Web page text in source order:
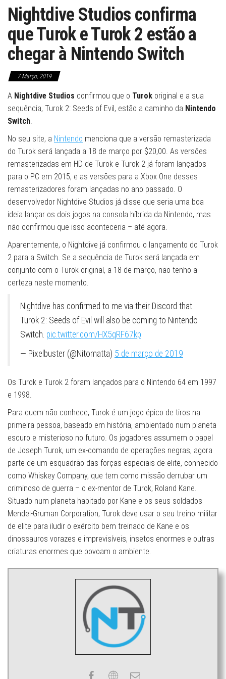
Nightdive Studios confirma
que Turok e Turok 2 estão a
chegar à Nintendo Switch
7 Março, 2019
A Nightdive Studios confirmou que o Turok original e a sua
sequência, Turok 2: Seeds of Evil, estão a caminho da Nintendo
Switch.
No seu site, a Nintendo menciona que a versão remasterizada
do Turok será lançada a 18 de março por $20,00. As versões
remasterizadas em HD de Turok e Turok 2 já foram lançados
para o PC em 2015, e as versões para a Xbox One desses
remasterizadores foram lançadas no ano passado. O
desenvolvedor Nightdive Studios já disse que seria uma boa
ideia lançar os dois jogos na consola híbrida da Nintendo, mas
não confirmou que isso aconteceria – até agora.
Aparentemente, o Nightdive já confirmou o lançamento do Turok
2 para a Switch. Se a sequência de Turok será lançada em
conjunto com o Turok original, a 18 de março, não tenho a
certeza neste momento.
Nightdive has confirmed to me via their Discord that
Turok 2: Seeds of Evil will also be coming to Nintendo
Switch. pic.twitter.com/HX5qRF67kp
— Pixelbuster (@Nitomatta) 5 de março de 2019
Os Turok e Turok 2 foram lançados para o Nintendo 64 em 1997
e 1998.
Para quem não conhece, Turok é um jogo épico de tiros na
primeira pessoa, baseado em história, ambientado num planeta
escuro e misterioso no futuro. Os jogadores assumem o papel
de Joseph Turok, um ex-comando de operações negras, agora
parte de um esquadrão das forças especiais de elite, conhecido
como Whiskey Company, que tem como missão derrubar um
criminoso de guerra – o ex-mentor de Turok, Roland Kane.
Situado num planeta habitado por Kane e os seus soldados
Mendel-Gruman Corporation, Turok deve usar o seu treino militar
de elite para iludir o exército bem treinado de Kane e os
dinossauros vorazes e imprevisíveis, insetos enormes e outras
criaturas enormes que povoam o ambiente.